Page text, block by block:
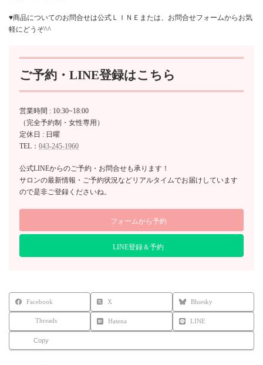
♥商品についてのお問合せは公式ＬＩＮＥまたは、お問合せフォームからお気
軽にどうぞ^^
ご予約・LINE登録はこちら
営業時間 : 10:30~18:00
（完全予約制・女性専用）
定休日 : 日曜
TEL：043-245-1960
公式LINEからのご予約・お問合せも承ります！
サロンの最新情報・ご予約状況などリアルタイムでお届けしています
ので是非ご登録くださいね。
フォームから予約
LINE登録＆予約
Facebook X Bluesky
Threads Hatena LINE
Copy